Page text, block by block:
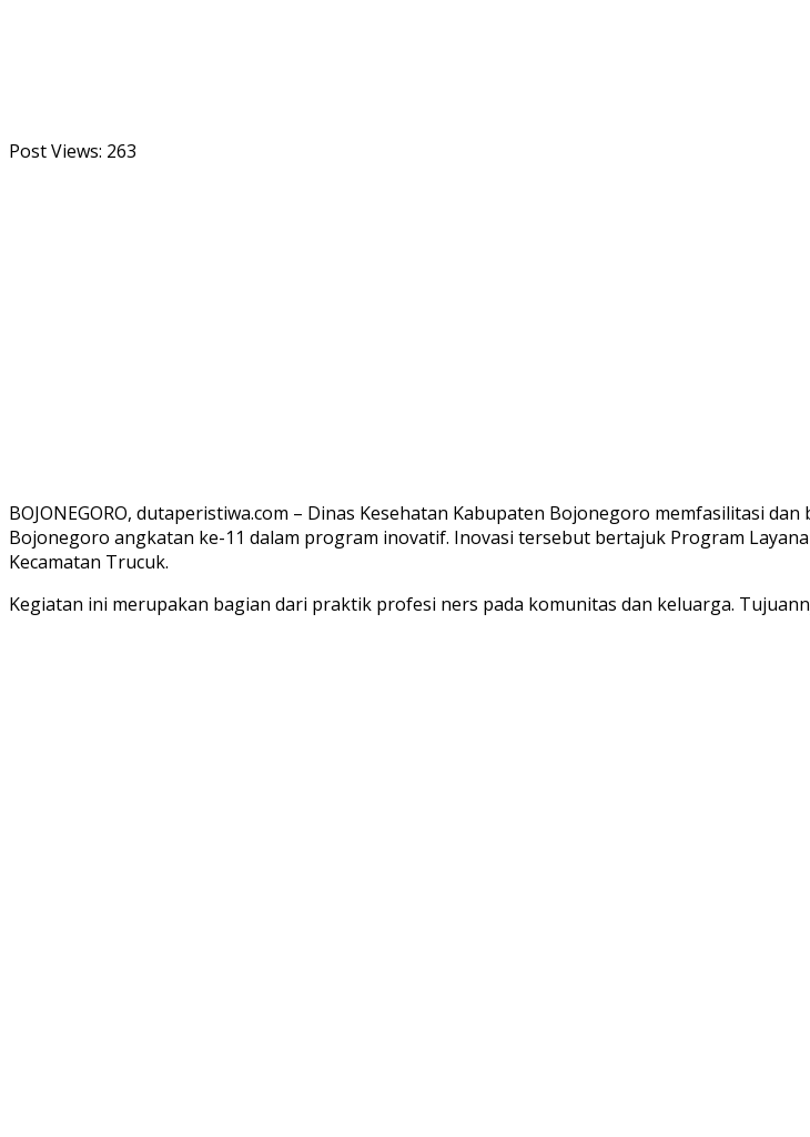
Post Views: 263
BOJONEGORO, dutaperistiwa.com – Dinas Kesehatan Kabupaten Bojonegoro memfasilitasi
Bojonegoro angkatan ke-11 dalam program inovatif. Inovasi tersebut bertajuk Program
Kecamatan Trucuk.
Kegiatan ini merupakan bagian dari praktik profesi ners pada komunitas dan keluarga.